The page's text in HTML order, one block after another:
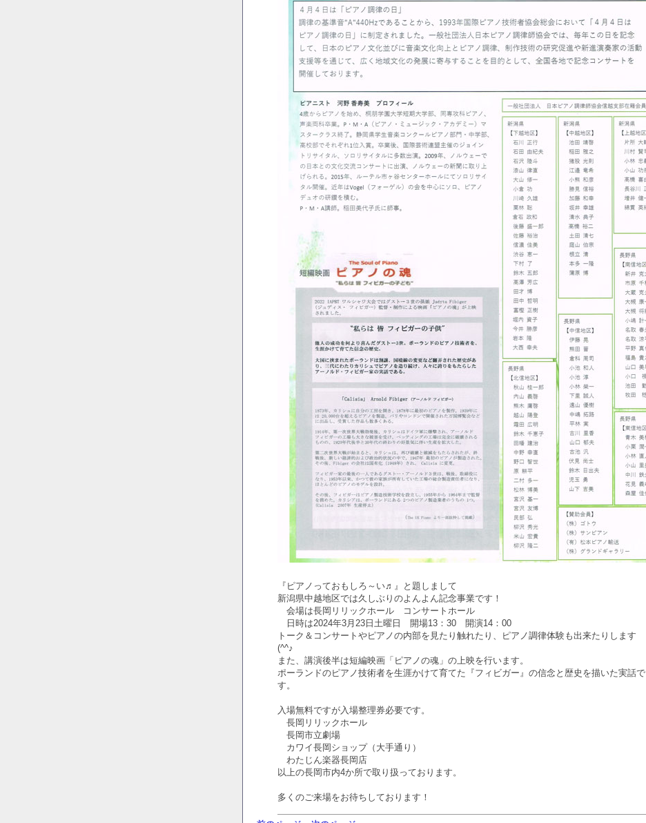
『ピアノっておもしろ～い♬』と題しまして
新潟県中越地区では久しぶりのよんよん記念事業です！
会場は長岡リリックホール コンサートホール
日時は2024年3月23日土曜日 開場13：30 開演14：00
トーク＆コンサートやピアノの内部を見たり触れたり、ピアノ調律体験も出来たりします
(^^♪
また、講演後半は短編映画「ピアノの魂」の上映を行います。
ポーランドのピアノ技術者を生涯かけて育てた『フィビガー』の信念と歴史を描いた実話で
す。
入場無料ですが入場整理券必要です。
長岡リリックホール
長岡市立劇場
カワイ長岡ショップ（大手通り）
わたじん楽器長岡店
以上の長岡市内4か所で取り扱っております。
多くのご来場をお待ちしております！